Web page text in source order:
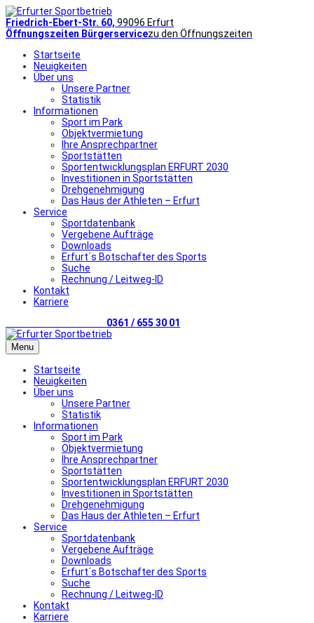
Friedrich-Ebert-Str. 60, 99096 Erfurt
Öffnungszeiten Bürgerservicezu den Öffnungszeiten
Startseite
Neuigkeiten
Über uns
Unsere Partner
Statistik
Informationen
Sport im Park
Objektvermietung
Ihre Ansprechpartner
Sportstätten
Sportentwicklungsplan ERFURT 2030
Investitionen in Sportstätten
Drehgenehmigung
Das Haus der Athleten – Erfurt
Service
Sportdatenbank
Vergebene Aufträge
Downloads
Erfurt´s Botschafter des Sports
Suche
Rechnung / Leitweg-ID
Kontakt
Karriere
0361 / 655 30 01
Menu
Startseite
Neuigkeiten
Über uns
Unsere Partner
Statistik
Informationen
Sport im Park
Objektvermietung
Ihre Ansprechpartner
Sportstätten
Sportentwicklungsplan ERFURT 2030
Investitionen in Sportstätten
Drehgenehmigung
Das Haus der Athleten – Erfurt
Service
Sportdatenbank
Vergebene Aufträge
Downloads
Erfurt´s Botschafter des Sports
Suche
Rechnung / Leitweg-ID
Kontakt
Karriere